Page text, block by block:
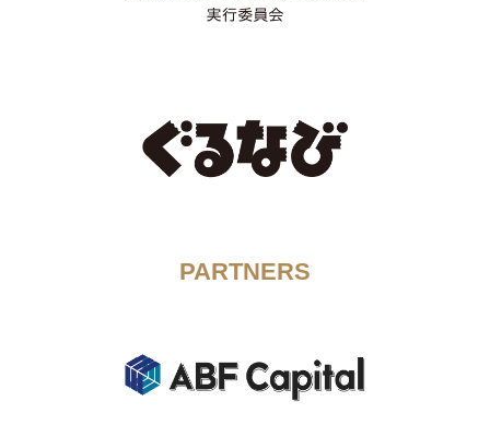
PARTNERS